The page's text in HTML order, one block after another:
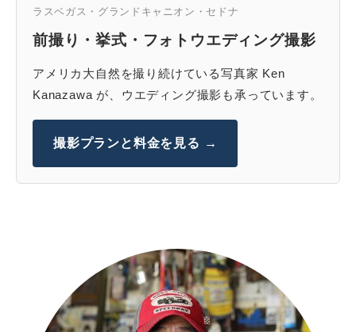
ラスベガス・グランドキャニオン・セドナ
前撮り・挙式・フォトウエディング撮影
アメリカ大自然を撮り続けている写真家 Ken
Kanazawa が、ウエディング撮影も承っています。
撮影プランと料金を見る →